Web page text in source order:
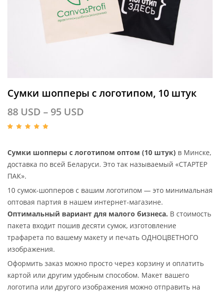
Сумки шопперы с логотипом, 10 штук
88 USD – 95 USD
Сумки шопперы с логотипом оптом (10 штук) в Минске,
доставка по всей Беларуси. Это так называемый «СТАРТЕР
ПАК».
10 сумок-шопперов с вашим логотипом — это минимальная
оптовая партия в нашем интернет-магазине.
Оптимальный вариант для малого бизнеса. В стоимость
пакета входит пошив десяти сумок, изготовление
трафарета по вашему макету и печать ОДНОЦВЕТНОГО
изображения.
Оформить заказ можно просто через корзину и оплатить
картой или другим удобным способом. Макет вашего
логотипа или другого изображения можно отправить на